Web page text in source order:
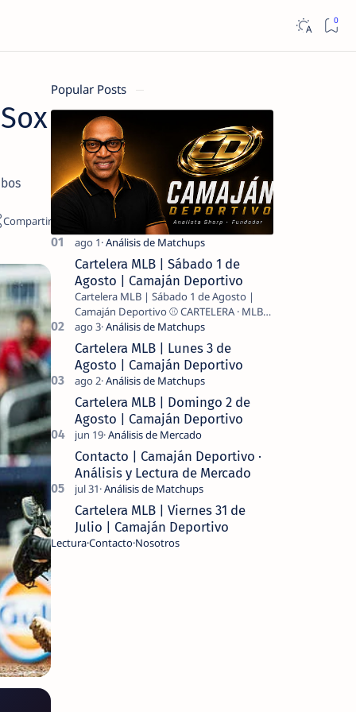
Popular Posts
Cartelera MLB | Sábado 1 de
Agosto | Camaján Deportivo
Cartelera MLB | Sábado 1 de Agosto |
Camaján Deportivo ⚾ CARTELERA · MLB
Cartelera MLB | Lunes 3 de
Agosto | Camaján Deportivo
Cartelera MLB | Domingo 2 de
Agosto | Camaján Deportivo
Contacto | Camaján Deportivo ·
Análisis y Lectura de Mercado
Cartelera MLB | Viernes 31 de
Julio | Camaján Deportivo
LecturaContactoNosotros